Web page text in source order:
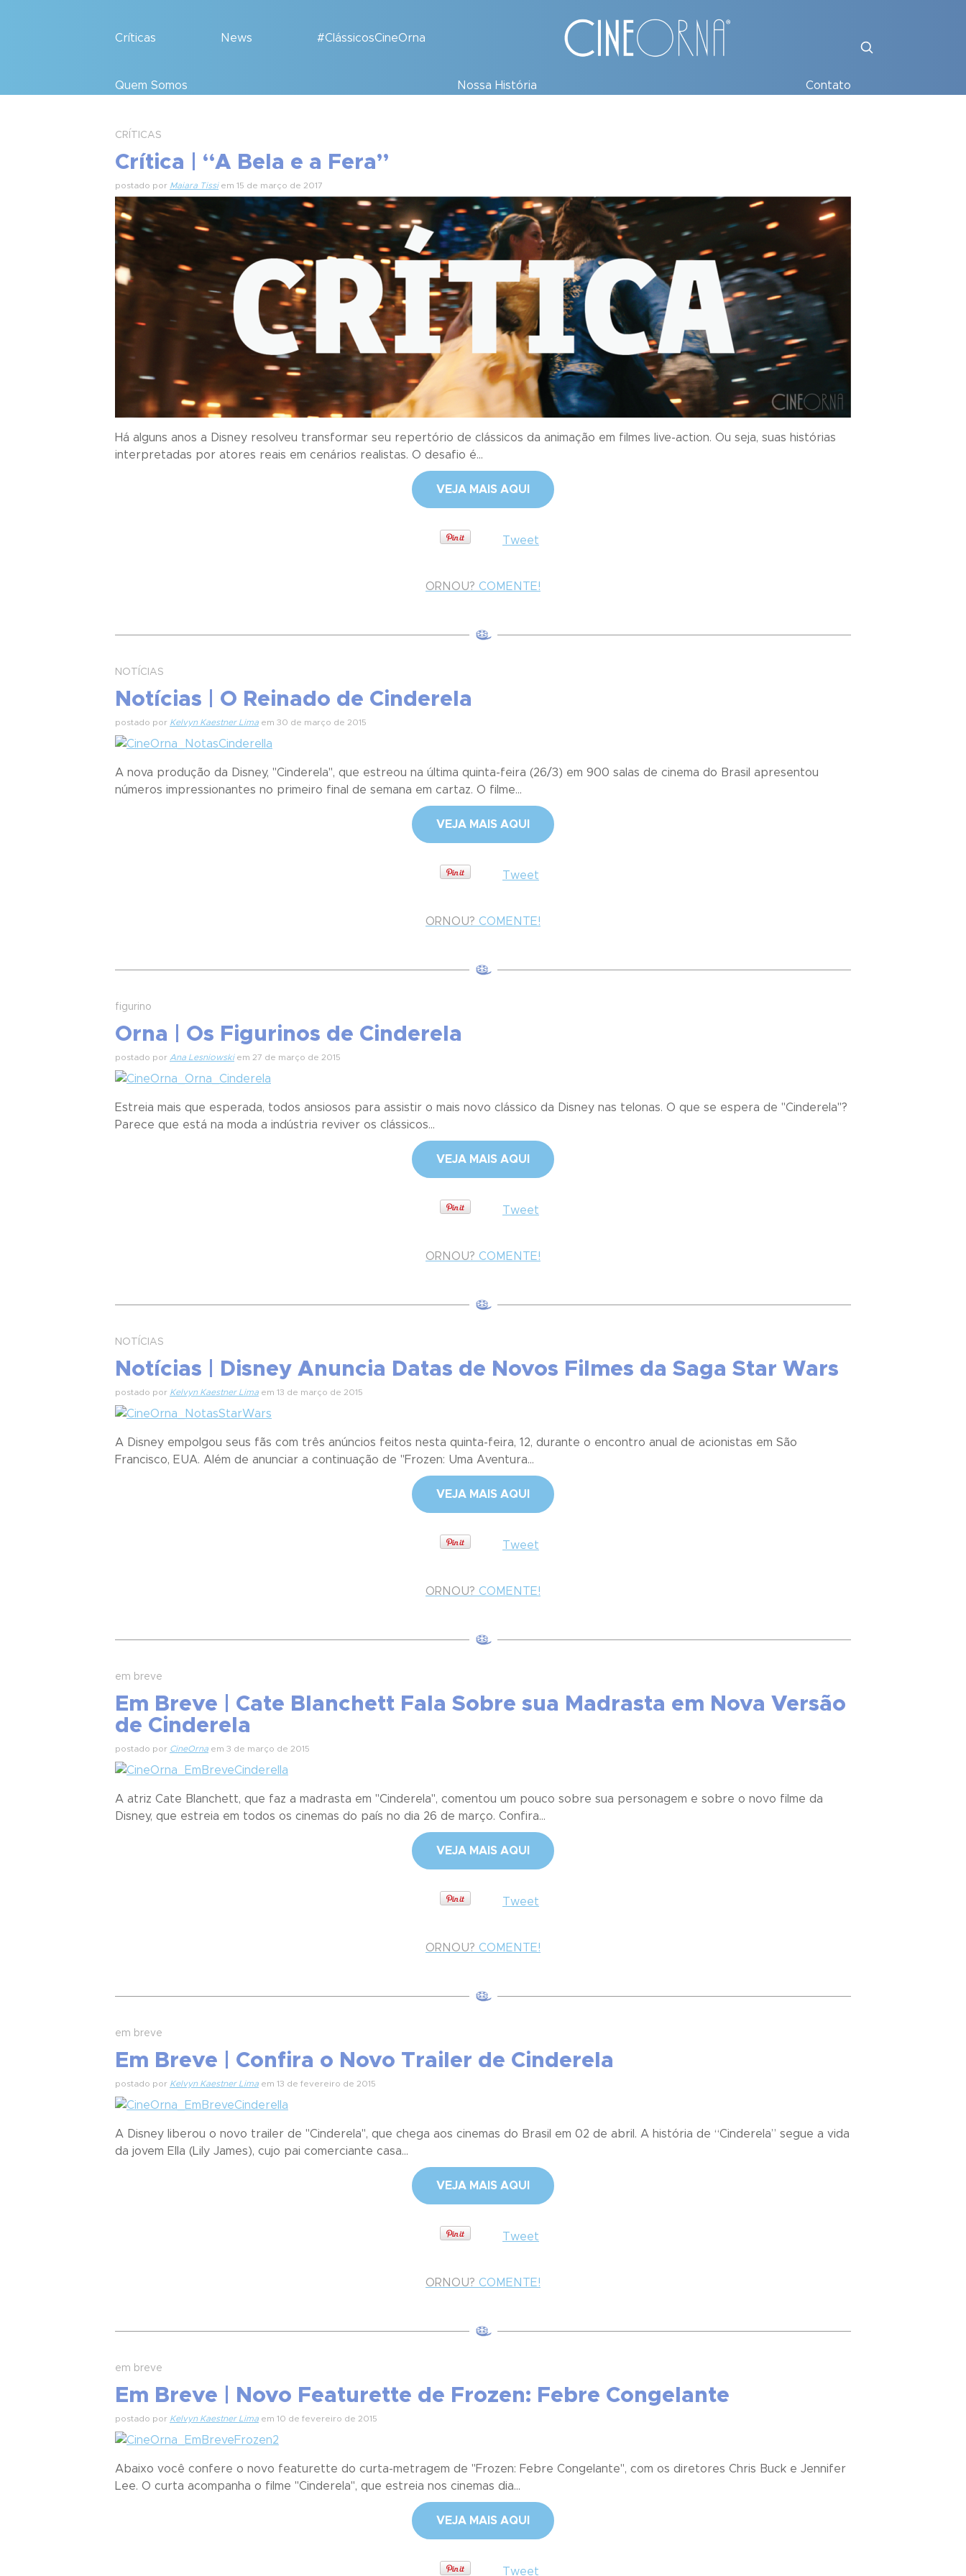
Críticas News #ClássicosCineOrna
Quem Somos Nossa História Contato
CRÍTICAS
Crítica | “A Bela e a Fera”
postado por Maiara Tissiem 15 de março de 2017
Há alguns anos a Disney resolveu transformar seu repertório de clássicos da animação em filmes live-action. Ou seja, suas histórias
interpretadas por atores reais em cenários realistas. O desafio é...
VEJA MAIS AQUI
Tweet
ORNOU? COMENTE!
NOTÍCIAS
Notícias | O Reinado de Cinderela
postado por Kelvyn Kaestner Lima em 30 de março de 2015
A nova produção da Disney, "Cinderela", que estreou na última quinta-feira (26/3) em 900 salas de cinema do Brasil apresentou
números impressionantes no primeiro final de semana em cartaz. O filme...
VEJA MAIS AQUI
Tweet
ORNOU? COMENTE!
figurino
Orna | Os Figurinos de Cinderela
postado por Ana Lesniowskiem 27 de março de 2015
Estreia mais que esperada, todos ansiosos para assistir o mais novo clássico da Disney nas telonas. O que se espera de "Cinderela"?
Parece que está na moda a indústria reviver os clássicos...
VEJA MAIS AQUI
Tweet
ORNOU? COMENTE!
NOTÍCIAS
Notícias | Disney Anuncia Datas de Novos Filmes da Saga Star Wars
postado por Kelvyn Kaestner Lima em 13 de março de 2015
A Disney empolgou seus fãs com três anúncios feitos nesta quinta-feira, 12, durante o encontro anual de acionistas em São
Francisco, EUA. Além de anunciar a continuação de "Frozen: Uma Aventura...
VEJA MAIS AQUI
Tweet
ORNOU? COMENTE!
em breve
Em Breve | Cate Blanchett Fala Sobre sua Madrasta em Nova Versão
de Cinderela
postado por CineOrna em 3 de março de 2015
A atriz Cate Blanchett, que faz a madrasta em "Cinderela", comentou um pouco sobre sua personagem e sobre o novo filme da
Disney, que estreia em todos os cinemas do país no dia 26 de março. Confira...
VEJA MAIS AQUI
Tweet
ORNOU? COMENTE!
em breve
Em Breve | Confira o Novo Trailer de Cinderela
postado por Kelvyn Kaestner Lima em 13 de fevereiro de 2015
A Disney liberou o novo trailer de "Cinderela", que chega aos cinemas do Brasil em 02 de abril. A história de “Cinderela” segue a vida
da jovem Ella (Lily James), cujo pai comerciante casa...
VEJA MAIS AQUI
Tweet
ORNOU? COMENTE!
em breve
Em Breve | Novo Featurette de Frozen: Febre Congelante
postado por Kelvyn Kaestner Lima em 10 de fevereiro de 2015
Abaixo você confere o novo featurette do curta-metragem de "Frozen: Febre Congelante", com os diretores Chris Buck e Jennifer
Lee. O curta acompanha o filme "Cinderela", que estreia nos cinemas dia...
VEJA MAIS AQUI
Tweet